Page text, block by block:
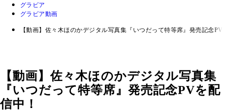
グラビア
グラビア動画
【動画】佐々木ほのかデジタル写真集『いつだって特等席』発売記念
【動画】佐々木ほのかデジタル写真集
『いつだって特等席』発売記念PVを配
信中！